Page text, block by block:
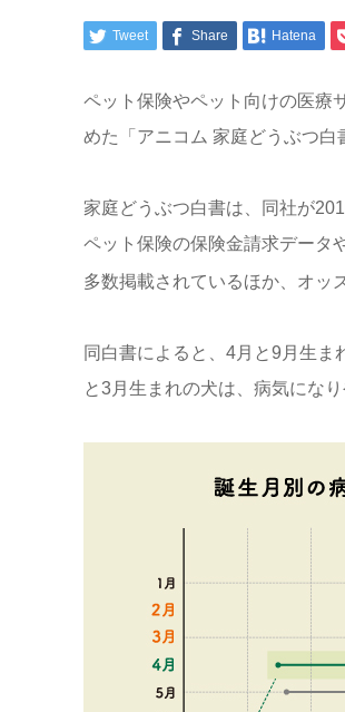
Tweet Share Hatena
ペット保険やペット向けの医療
めた「アニコム 家庭どうぶつ白
家庭どうぶつ白書は、同社が
ペット保険の保険金請求データ
多数掲載されているほか、オッ
同白書によると、4月と9月生ま
と3月生まれの犬は、病気にな